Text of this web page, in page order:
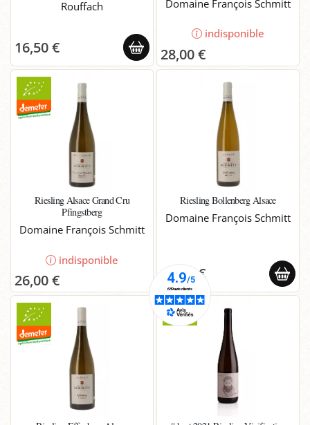
Rouffach
16,50 €
Domaine François Schmitt
indisponible
28,00 €
Riesling Alsace Grand Cru
Pfingstberg
Domaine François Schmitt
indisponible
26,00 €
Riesling Bollenberg Alsace
Domaine François Schmitt
15,80 €